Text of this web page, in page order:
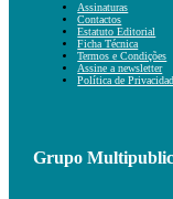
Assinaturas
Contactos
Estatuto Editorial
Ficha Técnica
Termos e Condições
Assine a newsletter
Política de
Grupo